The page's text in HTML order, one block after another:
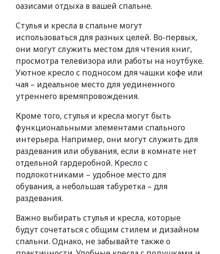
оазисами отдыха в вашей спальне.
Стулья и кресла в спальне могут
использоваться для разных целей. Во-первых,
они могут служить местом для чтения книг,
просмотра телевизора или работы на ноутбуке.
Уютное кресло с подносом для чашки кофе или
чая – идеальное место для уединенного
утреннего времяпровождения.
Кроме того, стулья и кресла могут быть
функциональными элементами спального
интерьера. Например, они могут служить для
раздевания или обувания, если в комнате нет
отдельной гардеробной. Кресло с
подлокотниками – удобное место для
обувания, а небольшая табуретка – для
раздевания.
Важно выбирать стулья и кресла, которые
будут сочетаться с общим стилем и дизайном
спальни. Однако, не забывайте также о